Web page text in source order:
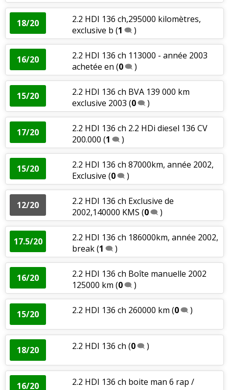
18/20
2.2 HDI 136 ch,295000 kilomètres,
exclusive b (1 )
16/20
2.2 HDI 136 ch 113000 - année 2003
achetée en (0 )
15/20
2.2 HDI 136 ch BVA 139 000 km
exclusive 2003 (0 )
17/20
2.2 HDI 136 ch 2.2 HDi diesel 136 CV
200.000 (1 )
15/20
2.2 HDI 136 ch 87000km, année 2002,
Exclusive (0 )
12/20
2.2 HDI 136 ch Exclusive de
2002,140000 KMS (0 )
17.5/20
2.2 HDI 136 ch 186000km, année 2002,
break(1 )
16/20
2.2 HDI 136 ch Boîte manuelle 2002
125000 km (0 )
15/20 2.2 HDI 136 ch 260000 km (0 )
18/20 2.2 HDI 136 ch (0 )
16/20
2.2 HDI 136 ch boite man 6 rap /